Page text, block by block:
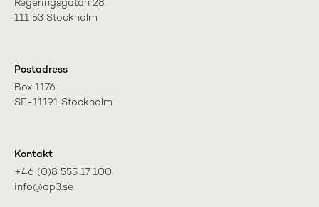
Regeringsgatan 28
111 53 Stockholm
Postadress
Box 1176
SE-11191 Stockholm
Kontakt
+46 (0)8 555 17 100
info@ap3.se